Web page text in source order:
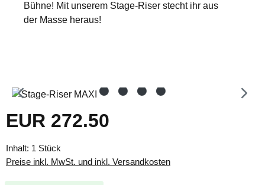
Bühne! Mit unserem Stage-Riser stecht ihr aus
der Masse heraus!
Bildergalerie überspringen
Regulärer Preis:
EUR 272.50
Inhalt: 1 Stück
Preise inkl. MwSt. und inkl. Versandkosten